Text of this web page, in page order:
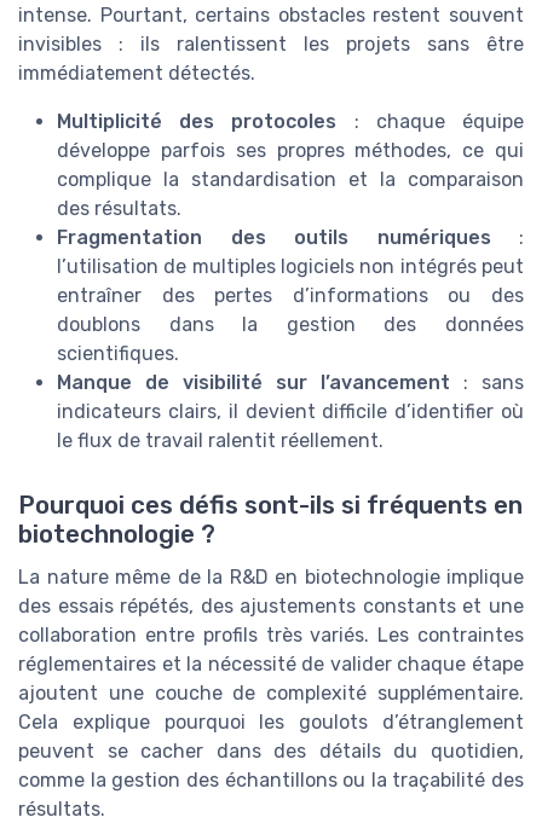
intense. Pourtant, certains obstacles restent souvent
invisibles : ils ralentissent les projets sans être
immédiatement détectés.
Multiplicité des protocoles : chaque équipe
développe parfois ses propres méthodes, ce qui
complique la standardisation et la comparaison
des résultats.
Fragmentation des outils numériques :
l’utilisation de multiples logiciels non intégrés peut
entraîner des pertes d’informations ou des
doublons dans la gestion des données
scientifiques.
Manque de visibilité sur l’avancement : sans
indicateurs clairs, il devient difficile d’identifier où
le flux de travail ralentit réellement.
Pourquoi ces défis sont-ils si fréquents en
biotechnologie ?
La nature même de la R&D en biotechnologie implique
des essais répétés, des ajustements constants et une
collaboration entre profils très variés. Les contraintes
réglementaires et la nécessité de valider chaque étape
ajoutent une couche de complexité supplémentaire.
Cela explique pourquoi les goulots d’étranglement
peuvent se cacher dans des détails du quotidien,
comme la gestion des échantillons ou la traçabilité des
résultats.